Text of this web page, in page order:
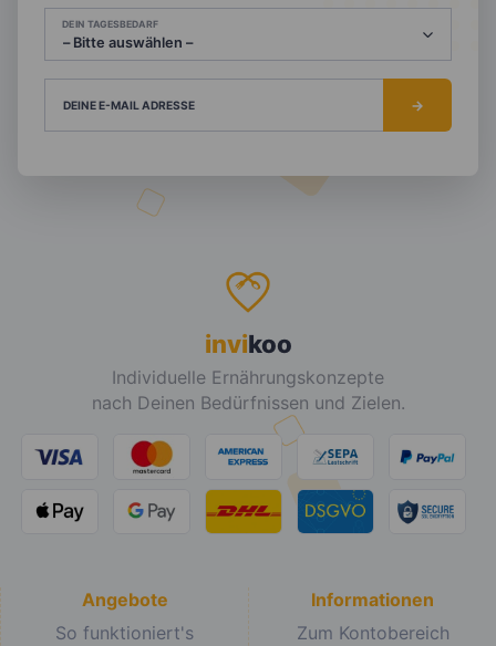
DEIN TAGESBEDARF
DEINE E-MAIL ADRESSE
invikoo
Individuelle Ernährungskonzepte
nach Deinen Bedürfnissen und Zielen.
Angebote
So funktioniert's
Informationen
Zum Kontobereich